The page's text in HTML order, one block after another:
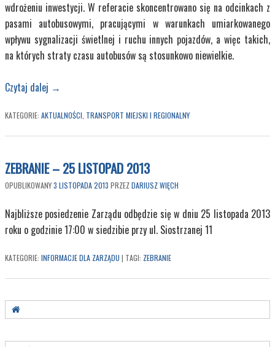
wdrożeniu inwestycji. W referacie skoncentrowano się na odcinkach z
pasami autobusowymi, pracującymi w warunkach umiarkowanego
wpływu sygnalizacji świetlnej i ruchu innych pojazdów, a więc takich,
na których straty czasu autobusów są stosunkowo niewielkie.
Czytaj dalej →
KATEGORIE: AKTUALNOŚCI, TRANSPORT MIEJSKI I REGIONALNY
ZEBRANIE – 25 LISTOPAD 2013
OPUBLIKOWANY3 LISTOPADA 2013 PRZEZDARIUSZ WIĘCH
Najbliższe posiedzenie Zarządu odbędzie się w dniu 25 listopada 2013
roku o godzinie 17:00 w siedzibie przy ul. Siostrzanej 11
KATEGORIE: INFORMACJE DLA ZARZĄDU | TAGI: ZEBRANIE